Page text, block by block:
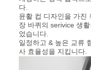
COMPANY
NEWS
다.
윤활 컵 디자인을 가진
장 바퀴의 serivice 생
었습니다.
일정하고 & 높은 교류
사 효율성을 지킵니다.